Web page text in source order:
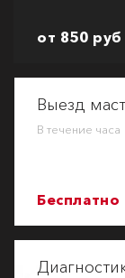
от 850 руб
Выезд
В течение часа
Бесплатно